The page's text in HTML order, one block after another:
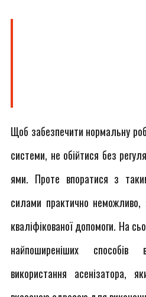
Щоб забезпечити нормальну
системи, не обійтися без
ями. Проте впоратися з
силами практично
кваліфікованої допомоги. На
найпоширеніших
використання асенізатора,